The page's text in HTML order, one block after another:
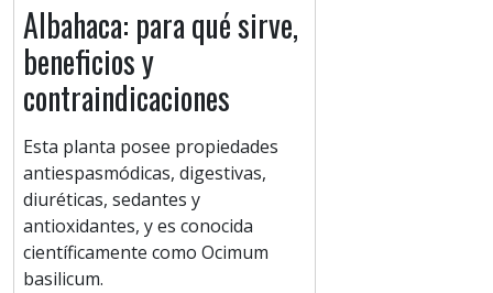
Albahaca: para qué sirve,
beneficios y
contraindicaciones
Esta planta posee propiedades
antiespasmódicas, digestivas,
diuréticas, sedantes y
antioxidantes, y es conocida
científicamente como Ocimum
basilicum.